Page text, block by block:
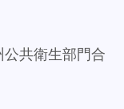
共衛生部門合